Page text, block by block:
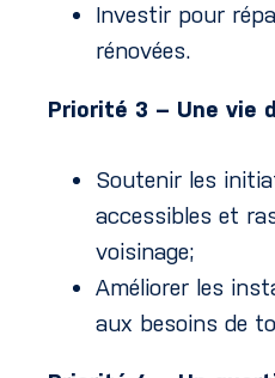
Investir pour
rénovées.
Priorité 3 – Une vie
Soutenir les
accessibles et
voisinage;
Améliorer les
aux besoins de